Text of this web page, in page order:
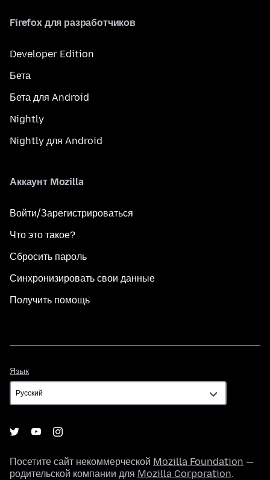
Firefox для разработчиков
Developer Edition
Бета
Бета для Android
Nightly
Nightly для Android
Аккаунт Mozilla
Войти/Зарегистрироваться
Что это такое?
Сбросить пароль
Синхронизировать свои данные
Получить помощь
Язык
Посетите сайт некоммерческой Mozilla Foundation —
родительской компании для Mozilla Corporation.